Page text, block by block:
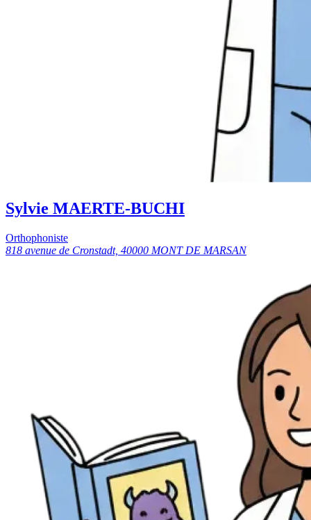
Sylvie MAERTE-BUCHI
Orthophoniste
818 avenue de Cronstadt, 40000 MONT DE MARSAN